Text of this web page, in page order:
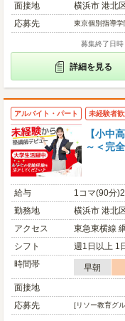
面接地
横浜市 港北
応募先
東京個別指導
募集終了日時
詳細を見る
アルバイト・パート 未経験者歓
【小中
～＜完
給与
1コマ(90分
勤務地
横浜市 港北
アクセス
東急東横線
シフト
週1日以上 1
時間帯
早朝
面接地
応募先
[リソー教育グ